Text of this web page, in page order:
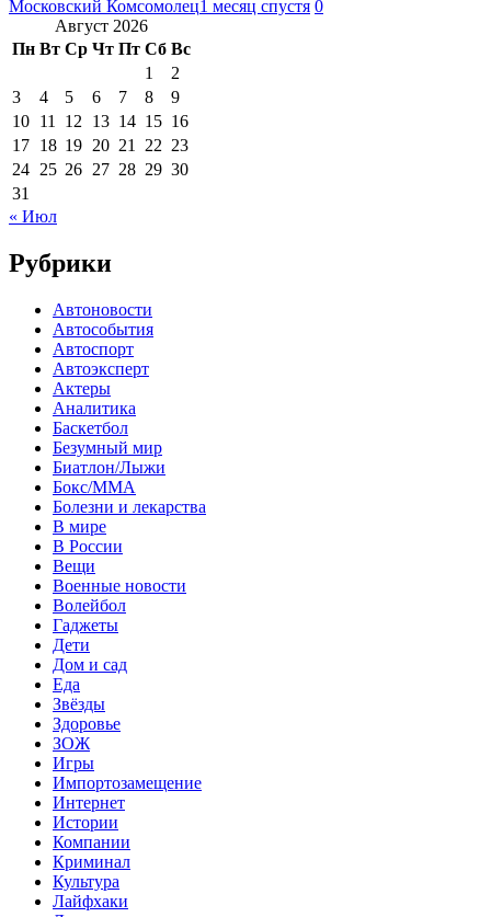
Московский Комсомолец1 месяц спустя 0
Август 2026
Пн Вт Ср Чт Пт Сб Вс
1
2
3
4 5 6 7 8
9
10 11 12 13 14 15 16
17 18 19 20 21 22 23
24 25 26 27 28 29 30
31
« Июл
Рубрики
Автоновости
Автособытия
Автоспорт
Автоэксперт
Актеры
Аналитика
Баскетбол
Безумный мир
Биатлон/Лыжи
Бокс/MMA
Болезни и лекарства
В мире
В России
Вещи
Военные новости
Волейбол
Гаджеты
Дети
Дом и сад
Еда
Звёзды
Здоровье
ЗОЖ
Игры
Импортозамещение
Интернет
Истории
Компании
Криминал
Культура
Лайфхаки